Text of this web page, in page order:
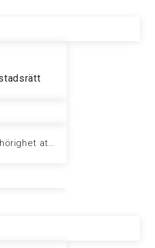
Du har tyvärr inte behörighet att visa denna sida. Vänligen logga in för att ta del av informationen.